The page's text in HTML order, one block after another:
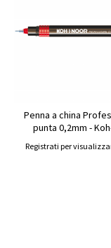
Penna a china
punta 0,2mm -
Registrati per